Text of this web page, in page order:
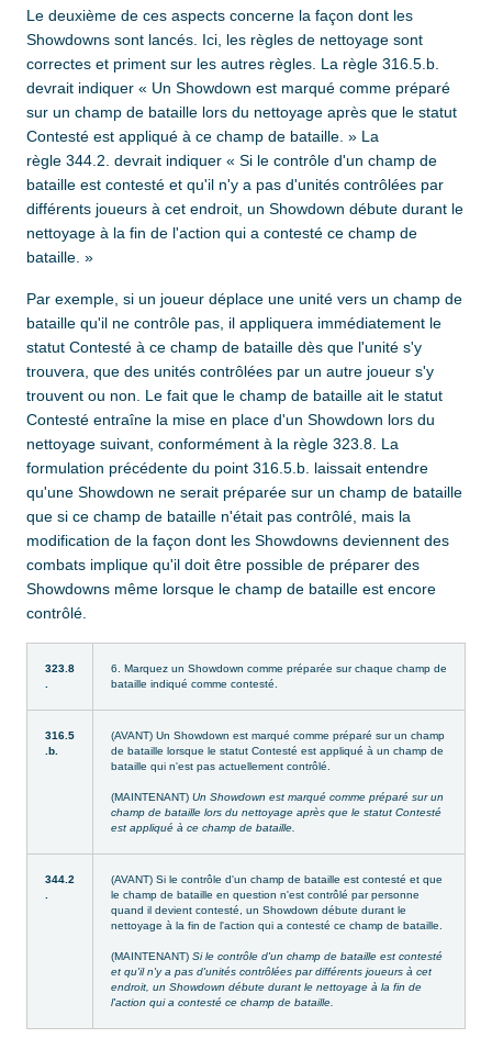
Le deuxième de ces aspects concerne la façon dont les
Showdowns sont lancés. Ici, les règles de nettoyage sont
correctes et priment sur les autres règles. La règle 316.5.b.
devrait indiquer « Un Showdown est marqué comme préparé
sur un champ de bataille lors du nettoyage après que le statut
Contesté est appliqué à ce champ de bataille. » La
règle 344.2. devrait indiquer « Si le contrôle d'un champ de
bataille est contesté et qu'il n'y a pas d'unités contrôlées par
différents joueurs à cet endroit, un Showdown débute durant le
nettoyage à la fin de l'action qui a contesté ce champ de
bataille. »
Par exemple, si un joueur déplace une unité vers un champ de
bataille qu'il ne contrôle pas, il appliquera immédiatement le
statut Contesté à ce champ de bataille dès que l'unité s'y
trouvera, que des unités contrôlées par un autre joueur s'y
trouvent ou non. Le fait que le champ de bataille ait le statut
Contesté entraîne la mise en place d'un Showdown lors du
nettoyage suivant, conformément à la règle 323.8. La
formulation précédente du point 316.5.b. laissait entendre
qu'une Showdown ne serait préparée sur un champ de bataille
que si ce champ de bataille n'était pas contrôlé, mais la
modification de la façon dont les Showdowns deviennent des
combats implique qu'il doit être possible de préparer des
Showdowns même lorsque le champ de bataille est encore
contrôlé.
323.8
6. Marquez un Showdown comme préparée sur chaque champ de
bataille indiqué comme contesté.
316.5
.b.
(AVANT) Un Showdown est marqué comme préparé sur un champ
de bataille lorsque le statut Contesté est appliqué à un champ de
bataille qui n'est pas actuellement contrôlé.
(MAINTENANT) Un Showdown est marqué comme préparé sur un
champ de bataille lors du nettoyage après que le statut Contesté
est appliqué à ce champ de bataille.
344.2
(AVANT) Si le contrôle d'un champ de bataille est contesté et que
le champ de bataille en question n'est contrôlé par personne
quand il devient contesté, un Showdown débute durant le
nettoyage à la fin de l'action qui a contesté ce champ de bataille.
(MAINTENANT) Si le contrôle d'un champ de bataille est contesté
et qu'il n'y a pas d'unités contrôlées par différents joueurs à cet
endroit, un Showdown débute durant le nettoyage à la fin de
l'action qui a contesté ce champ de bataille.